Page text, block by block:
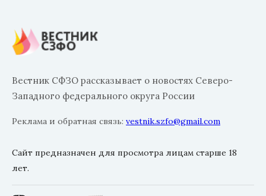
Вестник СФЗО рассказывает о новостях Северо-
Западного федерального округа России
Реклама и обратная связь: vestnik.szfo@gmail.com
Сайт предназначен для просмотра лицам старше 18
лет.